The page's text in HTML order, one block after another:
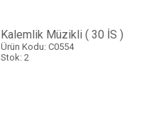
Kalemlik Müzikli ( 30 İS )
Ürün Kodu: C0554
Stok: 2